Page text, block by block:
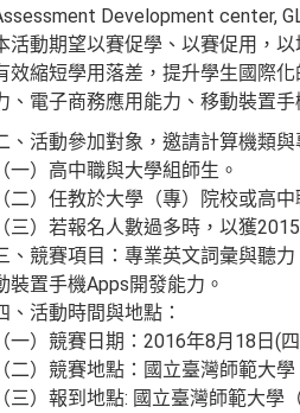
Development center,
活動期望以賽促學、以賽促用，
效縮短學用落差，提升學生國際
、電子商務應用能力、移動裝置
、活動參加對象，邀請計算機類
（一）高中職與大學組師生。
（二）任教於大學（專）院校或高
（三）若報名人數過多時，以獲
、競賽項目：專業英文詞彙與聽
裝置手機Apps開發能力。
、活動時間與地點：
（一）競賽日期：2016年8月18日(
（二）競賽地點：國立臺灣師範大
（三）報到地點: 國立臺灣師範大學